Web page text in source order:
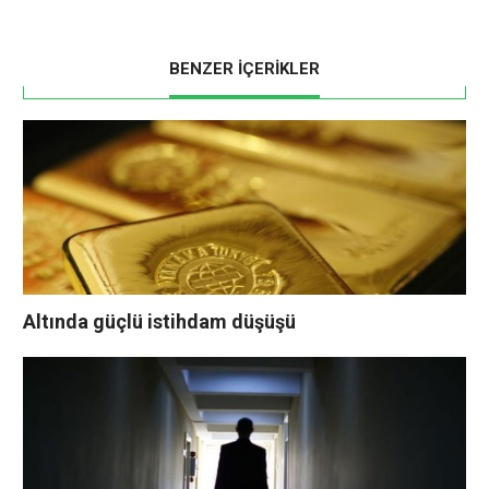
BENZER İÇERİKLER
Altında güçlü istihdam düşüşü